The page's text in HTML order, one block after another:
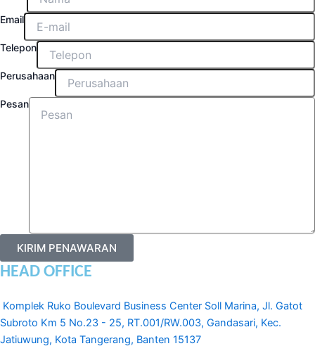
Email
Telepon
Perusahaan
Pesan
KIRIM PENAWARAN
HEAD OFFICE
Komplek Ruko Boulevard Business Center Soll Marina, Jl. Gatot
Subroto Km 5 No.23 - 25, RT.001/RW.003, Gandasari, Kec.
Jatiuwung, Kota Tangerang, Banten 15137